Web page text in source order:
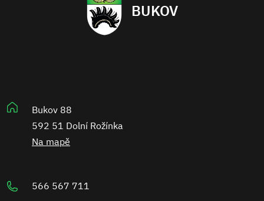
BUKOV
Bukov 88
592 51 Dolní Rožínka
Na mapě
566 567 711